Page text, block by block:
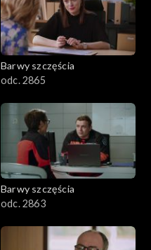
Barwy szczęścia
odc. 2865
Barwy szczęścia
odc. 2863